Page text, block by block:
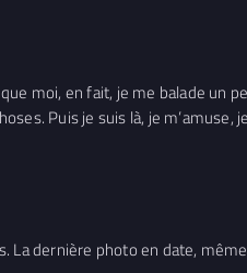
moi, en fait, je me balade un
Puis je suis là, je
La dernière photo en date,